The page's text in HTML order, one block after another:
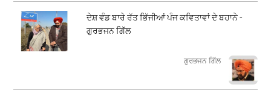
ਦੇਸ਼ ਵੰਡ ਬਾਰੇ ਰੱਤ ਭਿੱਜੀਆਂ ਪੰਜ ਕਵਿਤਾਵਾਂ ਦੇ ਬਹਾਨੇ -
ਗੁਰਭਜਨ ਗਿੱਲ
​​​​​​​ਗੁਰਭਜਨ ਗਿੱਲ